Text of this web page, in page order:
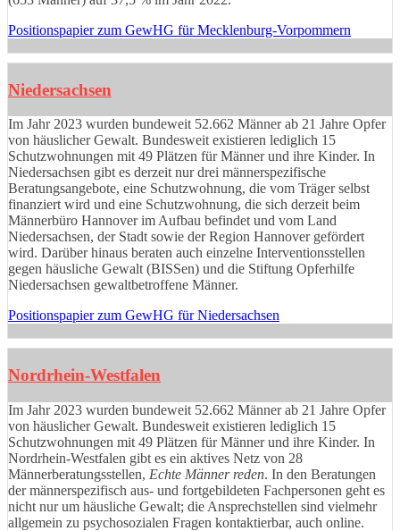
Positionspapier zum GewHG für Mecklenburg-Vorpommern
Niedersachsen
Im Jahr 2023 wurden bundeweit 52.662 Männer ab 21 Jahre Opfer
von häuslicher Gewalt. Bundesweit existieren lediglich 15
Schutzwohnungen mit 49 Plätzen für Männer und ihre Kinder. In
Niedersachsen gibt es derzeit nur drei männerspezifische
Beratungsangebote, eine Schutzwohnung, die vom Träger selbst
finanziert wird und eine Schutzwohnung, die sich derzeit beim
Männerbüro Hannover im Aufbau befindet und vom Land
Niedersachsen, der Stadt sowie der Region Hannover gefördert
wird. Darüber hinaus beraten auch einzelne Interventionsstellen
gegen häusliche Gewalt (BISSen) und die Stiftung Opferhilfe
Niedersachsen gewaltbetroffene Männer.
Positionspapier zum GewHG für Niedersachsen
Nordrhein-Westfalen
Im Jahr 2023 wurden bundeweit 52.662 Männer ab 21 Jahre Opfer
von häuslicher Gewalt. Bundesweit existieren lediglich 15
Schutzwohnungen mit 49 Plätzen für Männer und ihre Kinder. In
Nordrhein-Westfalen gibt es ein aktives Netz von 28
Männerberatungsstellen, Echte Männer reden. In den Beratungen
der männerspezifisch aus- und fortgebildeten Fachpersonen geht es
nicht nur um häusliche Gewalt; die Ansprechstellen sind vielmehr
allgemein zu psychosozialen Fragen kontaktierbar, auch online.